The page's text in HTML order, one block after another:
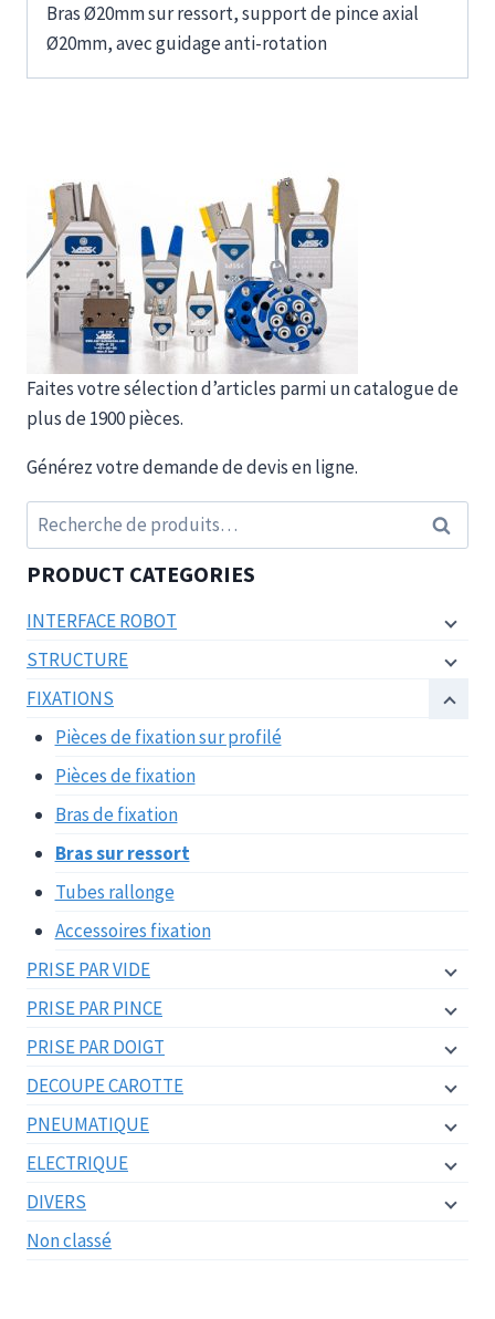
Bras Ø20mm sur ressort, support de pince axial
Ø20mm, avec guidage anti-rotation
Faites votre sélection d’articles parmi un catalogue de
plus de 1900 pièces.
Générez votre demande de devis en ligne.
Recherche
pour :
PRODUCT CATEGORIES
INTERFACE ROBOT
STRUCTURE
FIXATIONS
Pièces de fixation sur profilé
Pièces de fixation
Bras de fixation
Bras sur ressort
Tubes rallonge
Accessoires fixation
PRISE PAR VIDE
PRISE PAR PINCE
PRISE PAR DOIGT
DECOUPE CAROTTE
PNEUMATIQUE
ELECTRIQUE
DIVERS
Non classé